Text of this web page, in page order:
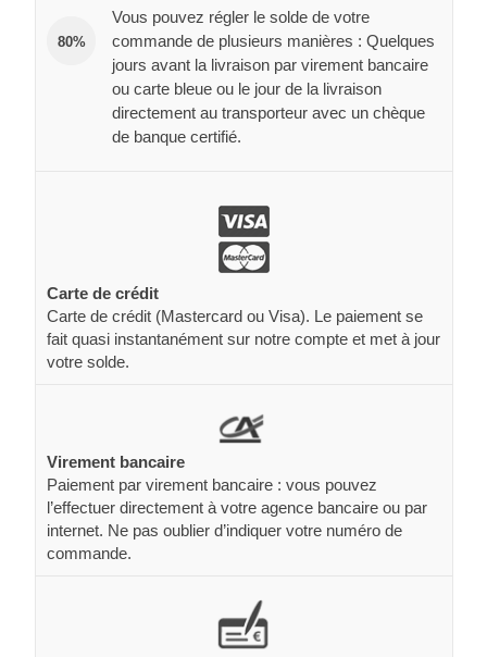
80%
Vous pouvez régler le solde de votre
commande de plusieurs manières : Quelques
jours avant la livraison par virement bancaire
ou carte bleue ou le jour de la livraison
directement au transporteur avec un chèque
de banque certifié.
Carte de crédit
Carte de crédit (Mastercard ou Visa). Le paiement se
fait quasi instantanément sur notre compte et met à jour
votre solde.
Virement bancaire
Paiement par virement bancaire : vous pouvez
l’effectuer directement à votre agence bancaire ou par
internet. Ne pas oublier d’indiquer votre numéro de
commande.